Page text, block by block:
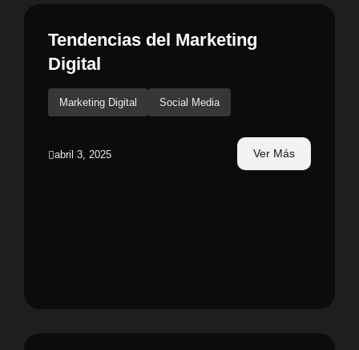
Tendencias del Marketing
Digital
Marketing Digital Social Media
abril 3, 2025 Ver Más